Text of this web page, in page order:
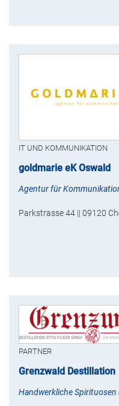
IT UND KOMMUNIKATION
goldmarie eK Oswald
Agentur für
Parkstrasse 44 || 09120
PARTNER
Grenzwald Destillation
Handwerkliche Spirituosen